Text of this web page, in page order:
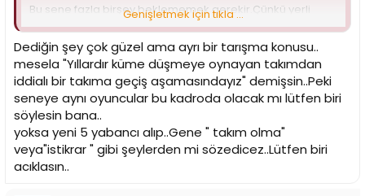
Bu sene fazla birşey beklememek gerekir.Çünkü yerli
oyuncularımız çok kalitesiz.Amacımız takım olmaya
çalışmak olmalıdır.En önemliside yıllardır kaybetmeye
alısmıs bir takımın tekrar kazanmayı alıskanlık haline
getirmesini beklemeliyiz.Bunun içinde zaman gerekir.
Gurovic gibi kaliteli bir adamda tarihimizde gelmedi bu
arada.Bari onu eleştirmeyin ayıptır.
Şu an tek yapılması gereken destek vermektir.Ve transfer
döneminde en az 3 yerli oyuncu takviyesi
Gerisi laf_ı güzaf ...
Genişletmek için tıkla ...
Dediğin şey çok güzel ama ayrı bir tarışma konusu..
mesela "Yıllardır küme düşmeye oynayan takımdan
iddialı bir takıma geçiş aşamasındayız" demişsin..Peki
seneye aynı oyuncular bu kadroda olacak mı lütfen biri
söylesin bana..
yoksa yeni 5 yabancı alıp..Gene " takım olma"
veya"istikrar " gibi şeylerden mi sözedicez..Lütfen biri
acıklasın..